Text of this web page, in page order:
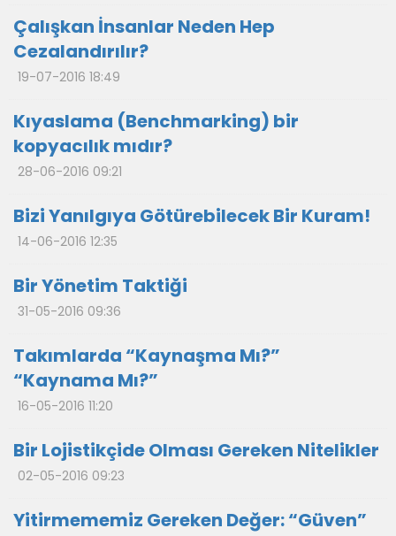
Çalışkan İnsanlar Neden Hep
Cezalandırılır?
19-07-2016 18:49
Kıyaslama (Benchmarking) bir
kopyacılık mıdır?
28-06-2016 09:21
Bizi Yanılgıya Götürebilecek Bir Kuram!
14-06-2016 12:35
Bir Yönetim Taktiği
31-05-2016 09:36
Takımlarda “Kaynaşma Mı?”
“Kaynama Mı?”
16-05-2016 11:20
Bir Lojistikçide Olması Gereken Nitelikler
02-05-2016 09:23
Yitirmememiz Gereken Değer: “Güven”